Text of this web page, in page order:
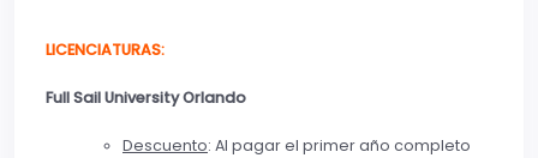
LICENCIATURAS:
Full Sail University Orlando
Descuento: Al pagar el primer año completo